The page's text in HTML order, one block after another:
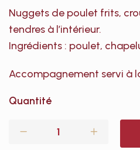
Nuggets de poulet frits,
tendres à l’intérieur.
Ingrédients : poulet,
Accompagnement servi à
Quantité